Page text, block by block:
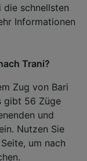
die schnellsten
Informationen
Trani?
Zug von Bari
gibt 56 Züge
und
Nutzen Sie
um nach